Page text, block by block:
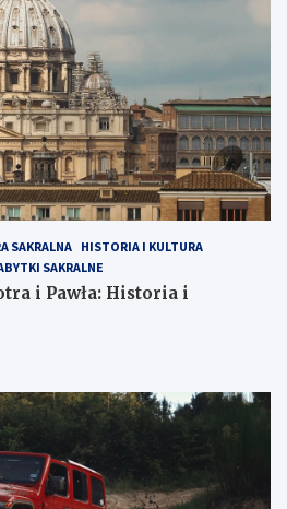
SAKRALNA HISTORIA I KULTURA
SAKRALNE
i Pawła: Historia i